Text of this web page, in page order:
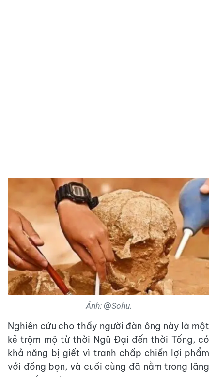
Ảnh: @Sohu.
Nghiên cứu cho thấy người đàn ông này là một
kẻ trộm mộ từ thời Ngũ Đại đến thời Tống, có
khả năng bị giết vì tranh chấp chiến lợi phẩm
với đồng bọn, và cuối cùng đã nằm trong lăng